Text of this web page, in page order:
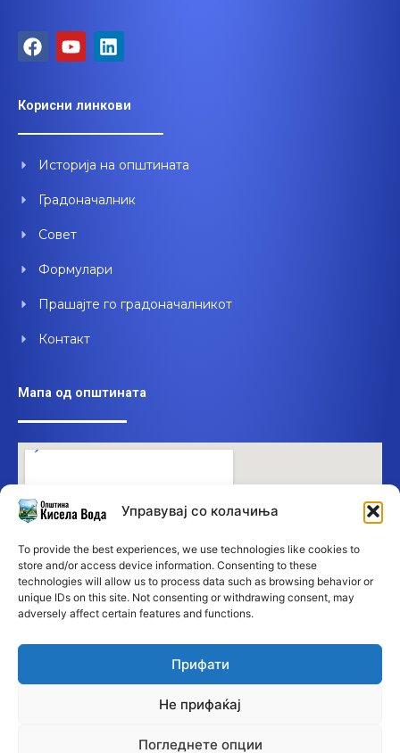
Управувај со колачиња
To provide the best experiences, we use technologies like cookies to
store and/or access device information. Consenting to these
technologies will allow us to process data such as browsing behavior or
unique IDs on this site. Not consenting or withdrawing consent, may
adversely affect certain features and functions.
Прифати
Не прифаќај
Погледнете опции
F
a
b
o
k
Y
o
u
b
L
i
e
d
n
Корисни линкови
Историја на општината
Градоначалник
Совет
Формулари
Прашајте го градоначалникот
Контакт
Мапа од општината